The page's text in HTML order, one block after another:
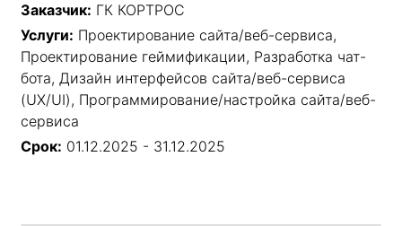
Заказчик: ГК КОРТРОС
Услуги: Проектирование сайта/веб-сервиса,
Проектирование геймификации, Разработка чат-
бота, Дизайн интерфейсов сайта/веб-сервиса
(UX/UI), Программирование/настройка сайта/веб-
сервиса
Срок: 01.12.2025 - 31.12.2025